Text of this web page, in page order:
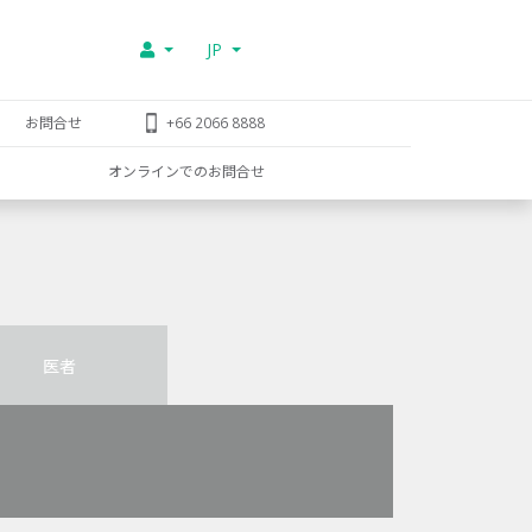
JP
お問合せ +66 2066 8888
オンラインでのお問合せ
医者